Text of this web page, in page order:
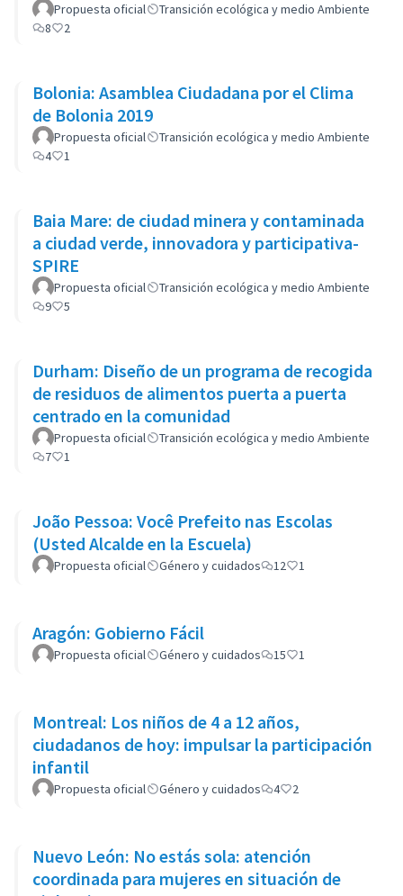
Propuesta oficial
Transición ecológica y medio Ambiente
8
2
Bolonia: Asamblea Ciudadana por el Clima
de Bolonia 2019
Propuesta oficial
Transición ecológica y medio Ambiente
4
1
Baia Mare: de ciudad minera y contaminada
a ciudad verde, innovadora y participativa-
SPIRE
Propuesta oficial
Transición ecológica y medio Ambiente
9
5
Durham: Diseño de un programa de recogida
de residuos de alimentos puerta a puerta
centrado en la comunidad
Propuesta oficial
Transición ecológica y medio Ambiente
7
1
João Pessoa: Você Prefeito nas Escolas
(Usted Alcalde en la Escuela)
Propuesta oficial Género y cuidados 12 1
Aragón: Gobierno Fácil
Propuesta oficial Género y cuidados 15 1
Montreal: Los niños de 4 a 12 años,
ciudadanos de hoy: impulsar la participación
infantil
Propuesta oficial Género y cuidados 4 2
Nuevo León: No estás sola: atención
coordinada para mujeres en situación de